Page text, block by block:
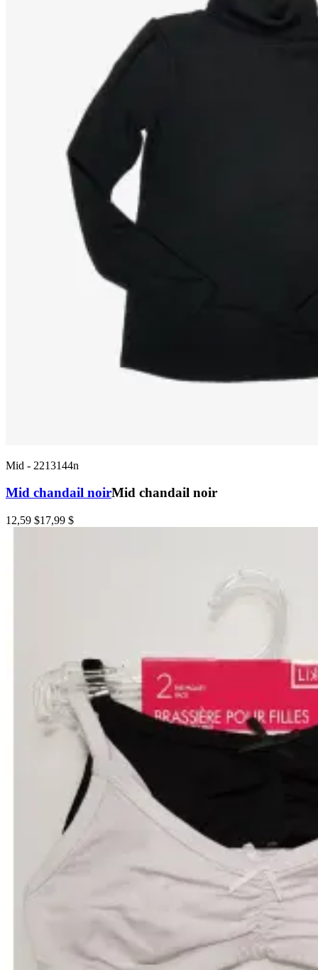
Mid - 2213144n
Mid chandail noirMid chandail noir
12,59 $17,99 $